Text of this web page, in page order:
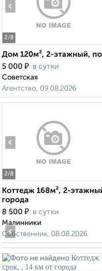
2/8
‹
Дом 120м², 2-этажный,
5 000 ₽ в сутки
Советская
Агентство, 09.08.2026
2/8
‹
Коттедж 168м², 2-
города
8 500 ₽ в сутки
Малинники
Собственник, 08.08.2026
‹